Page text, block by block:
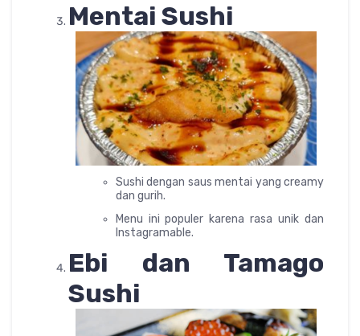
Mentai Sushi
Sushi dengan saus mentai yang creamy
dan gurih.
Menu ini populer karena rasa unik dan
Instagramable.
Ebi dan Tamago
Sushi